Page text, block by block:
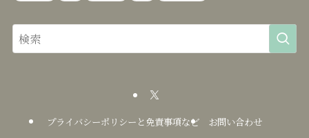
プライバシーポリシーと免責事項など お問い合わせ